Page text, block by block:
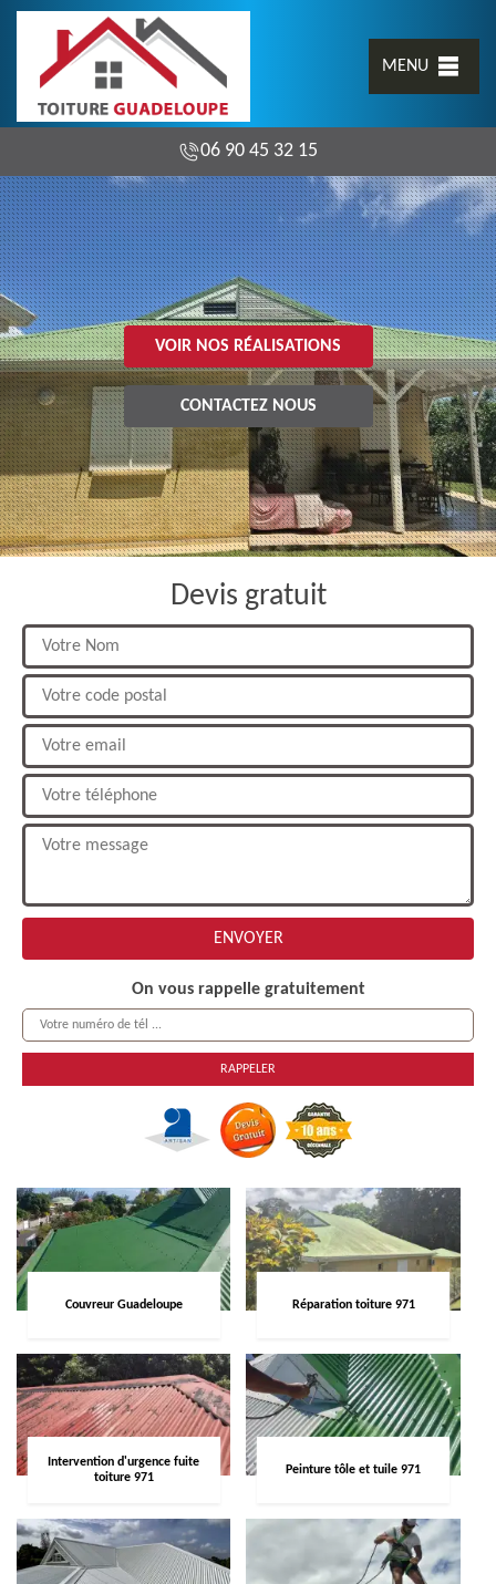
MENU
06 90 45 32 15
VOIR NOS RÉALISATIONS
CONTACTEZ NOUS
Devis gratuit
On vous rappelle gratuitement
Couvreur Guadeloupe Réparation toiture 971
Intervention d'urgence fuite
toiture 971
Peinture tôle et tuile 971